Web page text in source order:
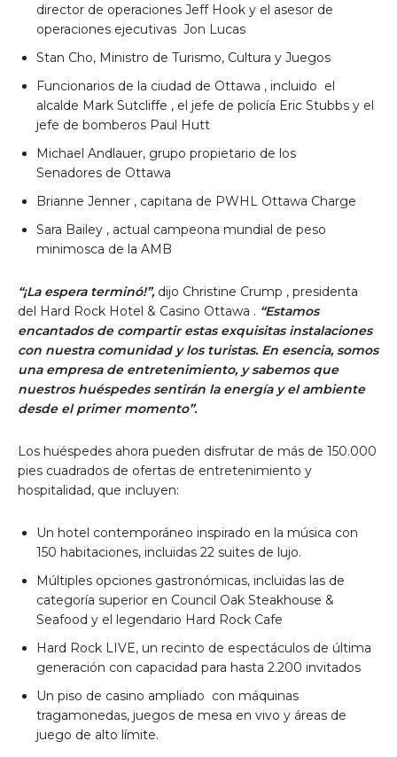
director de operaciones Jeff Hook y el asesor de
operaciones ejecutivas Jon Lucas
Stan Cho, Ministro de Turismo, Cultura y Juegos
Funcionarios de la ciudad de Ottawa , incluido el
alcalde Mark Sutcliffe , el jefe de policía Eric Stubbs y el
jefe de bomberos Paul Hutt
Michael Andlauer, grupo propietario de los
Senadores de Ottawa
Brianne Jenner , capitana de PWHL Ottawa Charge
Sara Bailey , actual campeona mundial de peso
minimosca de la AMB
“¡La espera terminó!”,dijo Christine Crump , presidenta
del Hard Rock Hotel & Casino Ottawa . “Estamos
encantados de compartir estas exquisitas instalaciones
con nuestra comunidad y los turistas. En esencia, somos
una empresa de entretenimiento, y sabemos que
nuestros huéspedes sentirán la energía y el ambiente
desde el primer momento”.
Los huéspedes ahora pueden disfrutar de más de 150.000
pies cuadrados de ofertas de entretenimiento y
hospitalidad, que incluyen:
Un hotel contemporáneo inspirado en la música con
150 habitaciones, incluidas 22 suites de lujo.
Múltiples opciones gastronómicas, incluidas las de
categoría superior en Council Oak Steakhouse &
Seafood y el legendario Hard Rock Cafe
Hard Rock LIVE, un recinto de espectáculos de última
generación con capacidad para hasta 2.200 invitados
Un piso de casino ampliado con máquinas
tragamonedas, juegos de mesa en vivo y áreas de
juego de alto límite.